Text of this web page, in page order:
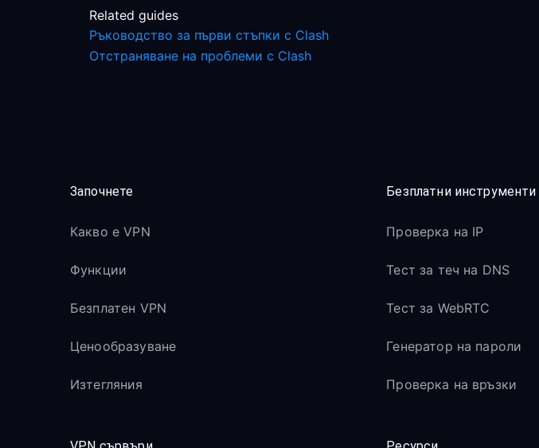
Related guides
Ръководство за първи стъпки с Clash
Отстраняване на проблеми с Clash
Започнете
Какво е VPN
Функции
Безплатен VPN
Ценообразуване
Изтегляния
Безплатни инструменти
Проверка на IP
Тест за теч на DNS
Тест за WebRTC
Генератор на пароли
Проверка на връзки